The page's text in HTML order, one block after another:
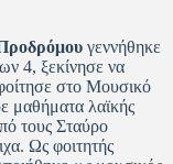
γεννήθηκε
4, ξεκίνησε να
στο Μουσικό
μαθήματα λαϊκής
τους Σταύρο
Ως φοιτητής